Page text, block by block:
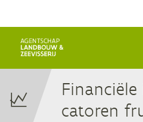
ca­to­ren